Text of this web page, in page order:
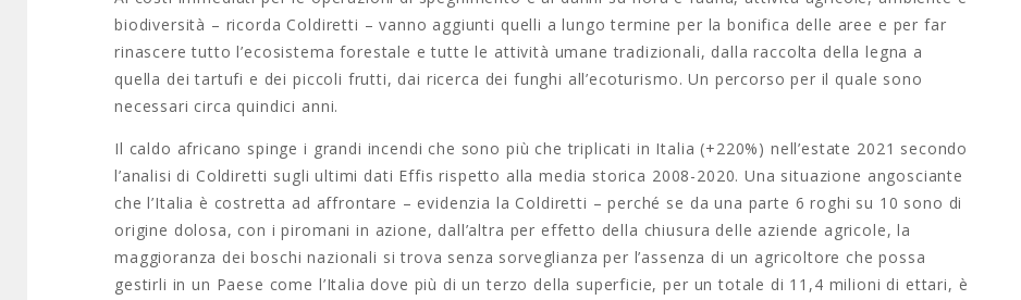
biodiversità – ricorda Coldiretti – vanno aggiunti quelli a lungo termine per la bonifica delle aree e per far
rinascere tutto l’ecosistema forestale e tutte le attività umane tradizionali, dalla raccolta della legna a
quella dei tartufi e dei piccoli frutti, dai ricerca dei funghi all’ecoturismo. Un percorso per il quale sono
necessari circa quindici anni.
Il caldo africano spinge i grandi incendi che sono più che triplicati in Italia (+220%) nell’estate 2021 secondo
l’analisi di Coldiretti sugli ultimi dati Effis rispetto alla media storica 2008-2020. Una situazione angosciante
che l’Italia è costretta ad affrontare – evidenzia la Coldiretti – perché se da una parte 6 roghi su 10 sono di
origine dolosa, con i piromani in azione, dall’altra per effetto della chiusura delle aziende agricole, la
maggioranza dei boschi nazionali si trova senza sorveglianza per l’assenza di un agricoltore che possa
gestirli in un Paese come l’Italia dove più di un terzo della superficie, per un totale di 11,4 milioni di ettari, è